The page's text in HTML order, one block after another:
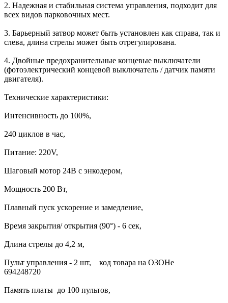
2. Надежная и стабильная система управления, подходит для
всех видов парковочных мест.
3. Барьерный затвор может быть установлен как справа, так и
слева, длина стрелы может быть отрегулирована.
4. Двойные предохранительные концевые выключатели
(фотоэлектрический концевой выключатель / датчик памяти
двигателя).
Технические характеристики:
Интенсивность до 100%,
240 циклов в час,
Питание: 220V,
Шаговый мотор 24В с энкодером,
Мощность 200 Вт,
Плавный пуск ускорение и замедление,
Время закрытия/ открытия (90°) - 6 сек,
Длина стрелы до 4,2 м,
Пульт управления - 2 шт, код товара на ОЗОНе
Память платы до 100 пультов,